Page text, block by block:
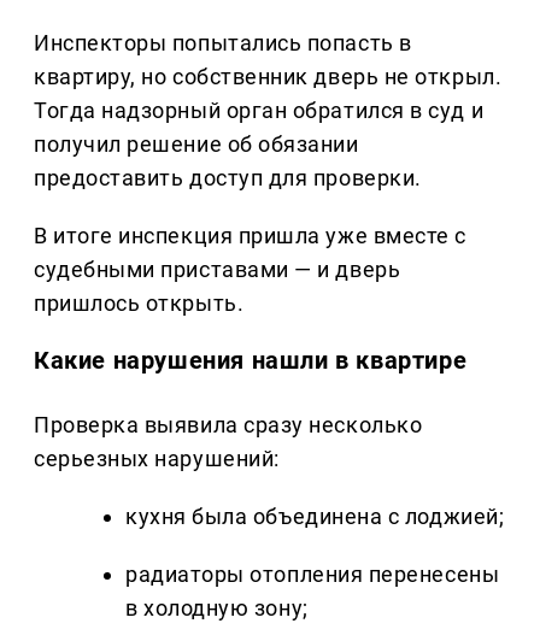
Инспекторы попытались попасть в
квартиру, но собственник дверь не открыл.
Тогда надзорный орган обратился в суд и
получил решение об обязании
предоставить доступ для проверки.
В итоге инспекция пришла уже вместе с
судебными приставами — и дверь
пришлось открыть.
Какие нарушения нашли в квартире
Проверка выявила сразу несколько
серьезных нарушений:
кухня была объединена с лоджией;
радиаторы отопления перенесены
в холодную зону;